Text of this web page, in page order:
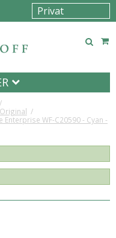
/
/
WF-C20590 - Cyan -